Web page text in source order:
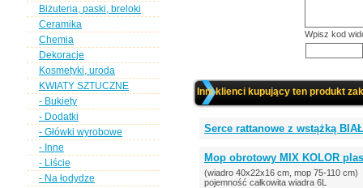
Biżuteria, paski, breloki
Ceramika
Chemia
Dekoracje
Kosmetyki, uroda
KWIATY SZTUCZNE
- Bukiety
- Dodatki
- Główki wyrobowe
- Inne
- Liście
- Na łodydze
Wpisz kod
Inni klienci kupujący ten produkt
Serce rattanowe z wstążką
Mop obrotowy MIX KOLOR
(wiadro 40x22x16 cm, mop 75-110 cm)
pojemność całkowita wiadra 6L